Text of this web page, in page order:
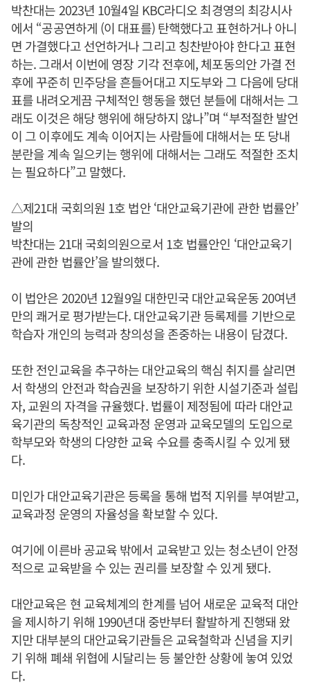
박찬대는 2023년 10월4일 KBC라디오 최경영의 최강시사
에서 “공공연하게 (이 대표를) 탄핵했다고 표현하거나 아니
면 가결했다고 선언하거나 그리고 칭찬받아야 한다고 표현
하는. 그래서 이번에 영장 기각 전후에, 체포동의안 가결 전
후에 꾸준히 민주당을 흔들어대고 지도부와 그 다음에 당대
표를 내려오게끔 구체적인 행동을 했던 분들에 대해서는 그
래도 이것은 해당 행위에 해당하지 않나”며 “부적절한 발언
이 그 이후에도 계속 이어지는 사람들에 대해서는 또 당내
분란을 계속 일으키는 행위에 대해서는 그래도 적절한 조치
는 필요하다”고 말했다.
△제21대 국회의원 1호 법안 ‘대안교육기관에 관한 법률안’
발의
박찬대는 21대 국회의원으로서 1호 법률안인 ‘대안교육기
관에 관한 법률안’을 발의했다.
이 법안은 2020년 12월9일 대한민국 대안교육운동 20여년
만의 쾌거로 평가받는다. 대안교육기관 등록제를 기반으로
학습자 개인의 능력과 창의성을 존중하는 내용이 담겼다.
또한 전인교육을 추구하는 대안교육의 핵심 취지를 살리면
서 학생의 안전과 학습권을 보장하기 위한 시설기준과 설립
자, 교원의 자격을 규율했다. 법률이 제정됨에 따라 대안교
육기관의 독창적인 교육과정 운영과 교육모델의 도입으로
학부모와 학생의 다양한 교육 수요를 충족시킬 수 있게 됐
다.
미인가 대안교육기관은 등록을 통해 법적 지위를 부여받고,
교육과정 운영의 자율성을 확보할 수 있다.
여기에 이른바 공교육 밖에서 교육받고 있는 청소년이 안정
적으로 교육받을 수 있는 권리를 보장할 수 있게 됐다.
대안교육은 현 교육체계의 한계를 넘어 새로운 교육적 대안
을 제시하기 위해 1990년대 중반부터 활발하게 진행돼 왔
지만 대부분의 대안교육기관들은 교육철학과 신념을 지키
기 위해 폐쇄 위협에 시달리는 등 불안한 상황에 놓여 있었
다.